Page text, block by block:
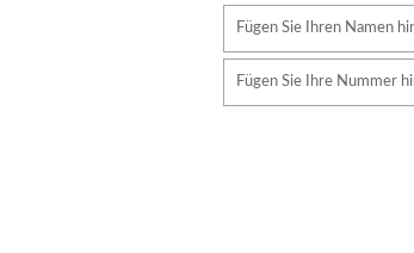
Fügen Sie Ihren Namen
Fügen Sie Ihre Nummer